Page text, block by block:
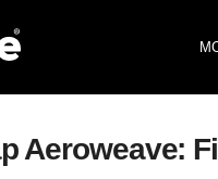
Aeroweave: